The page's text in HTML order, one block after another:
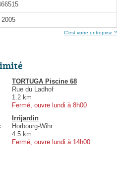
C'est votre entreprise ?
TORTUGA Piscine 68
Rue du Ladhof
1.2 km
Fermé, ouvre lundi à 8h00
Irrijardin
Horbourg-Wihr
4.5 km
Fermé, ouvre lundi à 14h00